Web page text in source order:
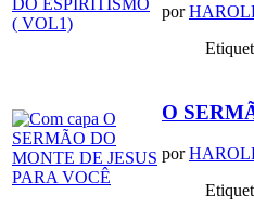
por
O
por